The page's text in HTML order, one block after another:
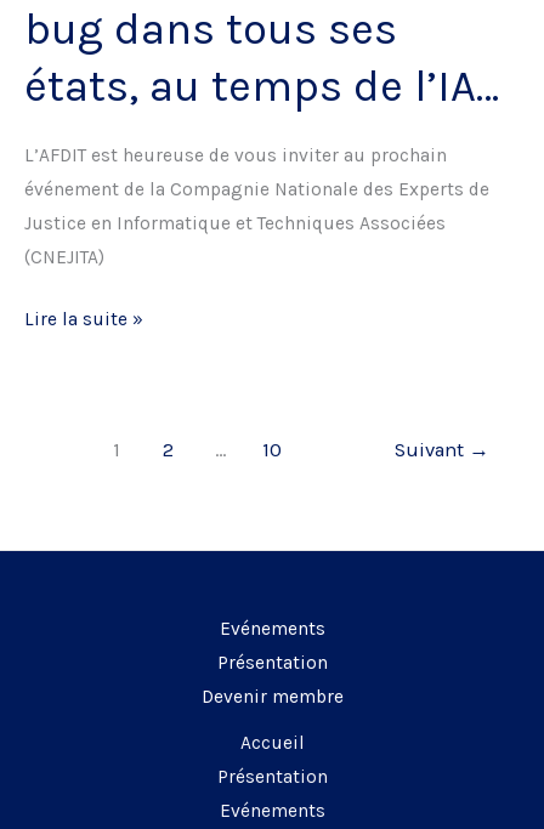
bug dans tous ses
états, au temps de l’IA…
L’AFDIT est heureuse de vous inviter au prochain
événement de la Compagnie Nationale des Experts de
Justice en Informatique et Techniques Associées
(CNEJITA)
Colloque
ses
Lire la suite »
1 2 … 10 Suivant →
Evénements
Présentation
Devenir membre
Accueil
Présentation
Evénements